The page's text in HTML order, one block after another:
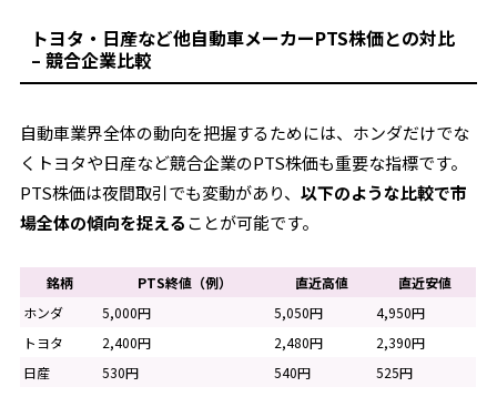
トヨタ・日産など他自動車メーカーPTS株価との対比
– 競合企業比較
自動車業界全体の動向を把握するためには、ホンダだけでな
くトヨタや日産など競合企業のPTS株価も重要な指標です。
PTS株価は夜間取引でも変動があり、以下のような比較で市
場全体の傾向を捉えることが可能です。
銘柄 PTS終値（例） 直近高値
直近安値
ホンダ
5,000円 5,050円
4,950円
トヨタ
2,400円 2,480円
2,390円
日産
530円 540円 525円